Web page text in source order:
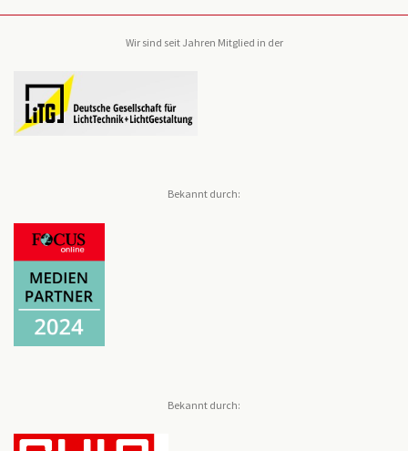
Wir sind seit Jahren Mitglied in der
Bekannt durch:
Bekannt durch: